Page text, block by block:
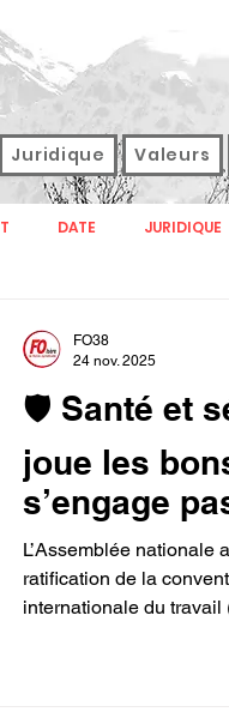
Juridique Valeurs
DATE JURIDIQUE
SALAIRES DROIT DE
ELECTIONS
🛡️ Santé et
joue les
s’engage
L’Assemblée nationale
ratification de la
internationale du travail (OIT) sur la santé et
FO38
24 nov. 2025